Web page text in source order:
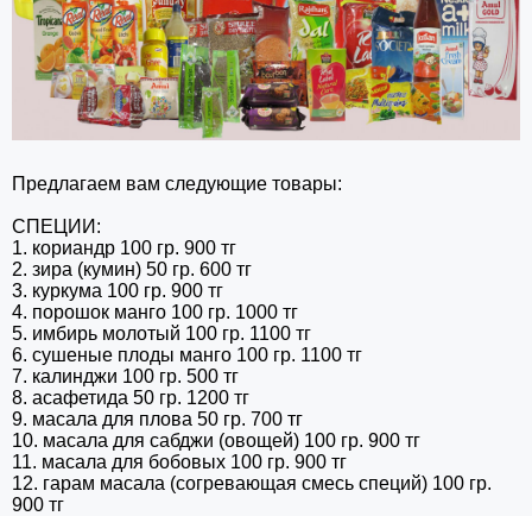
Предлагаем вам следующие товары:
СПЕЦИИ:
1. кориандр 100 гр. 900 тг
2. зира (кумин) 50 гр. 600 тг
3. куркума 100 гр. 900 тг
4. порошок манго 100 гр. 1000 тг
5. имбирь молотый 100 гр. 1100 тг
6. сушеные плоды манго 100 гр. 1100 тг
7. калинджи 100 гр. 500 тг
8. асафетида 50 гр. 1200 тг
9. масала для плова 50 гр. 700 тг
10. масала для сабджи (овощей) 100 гр. 900 тг
11. масала для бобовых 100 гр. 900 тг
12. гарам масала (согревающая смесь специй) 100 гр.
900 тг